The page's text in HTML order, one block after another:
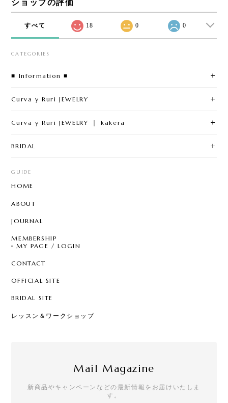
ショップの評価
すべて 18 0 0
CATEGORIES
■ Information ■
Curva y Ruri JEWELRY
Curva y Ruri JEWELRY ｜ kakera
BRIDAL
GUIDE
HOME
ABOUT
JOURNAL
MEMBERSHIP
MY PAGE / LOGIN
CONTACT
OFFICIAL SITE
BRIDAL SITE
レッスン＆ワークショップ
Mail Magazine
新商品やキャンペーンなどの最新情報をお届けいたしま
す。